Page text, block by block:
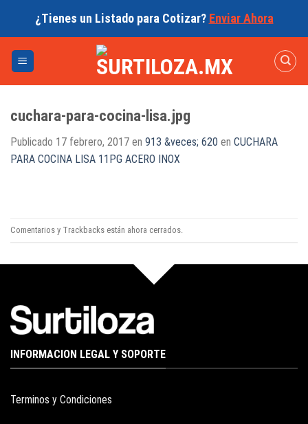
¿Tienes un Listado para Cotizar? Enviar Ahora
cuchara-para-cocina-lisa.jpg
Publicado 17 febrero, 2017 en 913 &veces; 620 en CUCHARA
PARA COCINA LISA 11PG ACERO INOX
Comentarios y Trackbacks están ahora cerrados.
INFORMACION LEGAL Y SOPORTE
Terminos y Condiciones